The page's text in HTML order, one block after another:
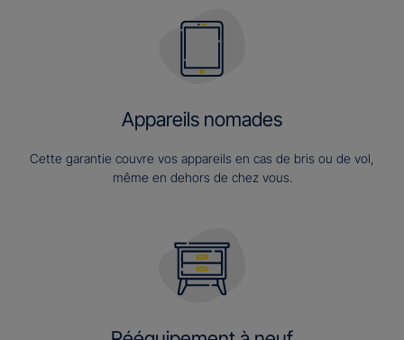
Appareils nomades
Cette garantie couvre vos appareils en cas de bris ou de vol,
même en dehors de chez vous.